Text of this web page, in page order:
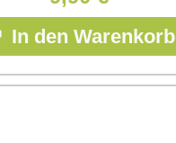
In den Warenkorb